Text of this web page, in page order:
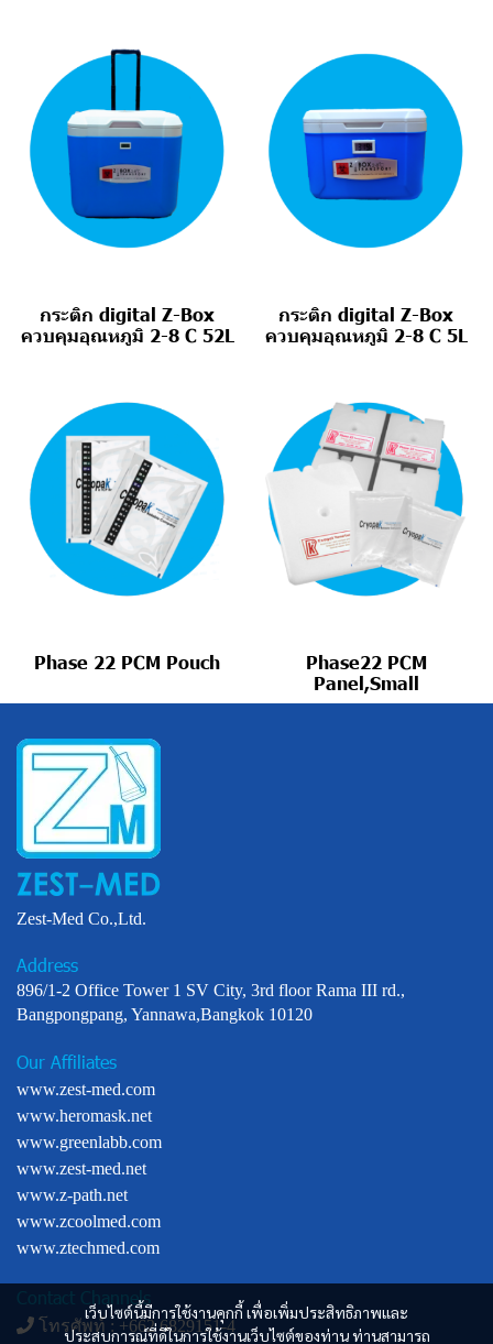
กระติก digital Z-Box
ควบคุมอุณหภูมิ 2-8 C 52L
กระติก digital Z-Box
ควบคุมอุณหภูมิ 2-8 C 5L
Phase 22 PCM Pouch
Phase22 PCM
Panel,Small
เว็บไซต์นี้มีการใช้งานคุกกี้ เพื่อเพิ่มประสิทธิภาพและ
ประสบการณ์ที่ดีในการใช้งานเว็บไซต์ของท่าน ท่านสามารถ
Zest-Med Co.,Ltd.
Address
896/1-2 Office Tower 1 SV City, 3rd floor Rama III rd.,
Bangpongpang, Yannawa,Bangkok 10120
Our Affiliates
www.zest-med.com
www.heromask.net
www.greenlabb.com
www.zest-med.net
www.z-path.net
www.zcoolmed.com
www.ztechmed.com
Contact Channels
โทรศัพท์ : +662 6829151-4